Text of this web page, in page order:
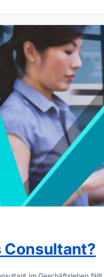
Consultant?